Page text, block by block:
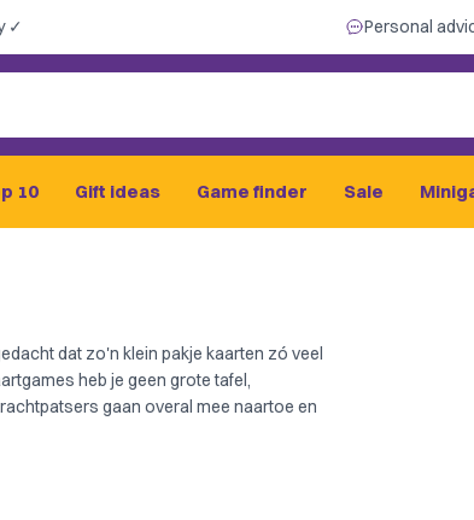
✓ Personal
10 Gift ideas Game finder Sale
dat zo'n klein pakje kaarten zó veel
heb je geen grote tafel,
gaan overal mee naartoe en